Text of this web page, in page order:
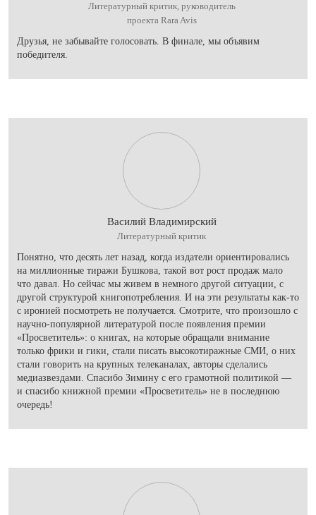
Литературный критик, руководитель
проекта Rara Avis
Друзья, не забывайте голосовать. В финале, мы объявим
победителя.
Василий Владимирский
Литературный критик
Понятно, что десять лет назад, когда издатели ориентировались
на миллионные тиражи Бушкова, такой вот рост продаж мало
что давал. Но сейчас мы живем в немного другой ситуации, с
другой структурой книгопотребления. И на эти результаты как-то
с иронией посмотреть не получается. Смотрите, что произошло с
научно-популярной литературой после появления премии
«Просветитель»: о книгах, на которые обращали внимание
только фрики и гики, стали писать высокотиражные СМИ, о них
стали говорить на крупных телеканалах, авторы сделались
медиазвездами. Спасибо Зимину с его грамотной политикой —
и спасибо книжной премии «Просветитель» не в последнюю
очередь!